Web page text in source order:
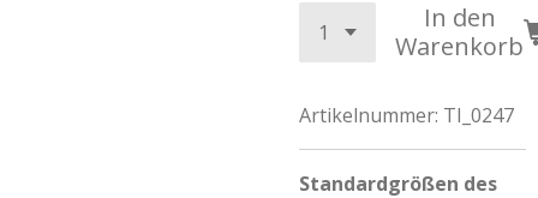
In den
Warenkorb
Artikelnummer: TI_0247
Standardgrößen des